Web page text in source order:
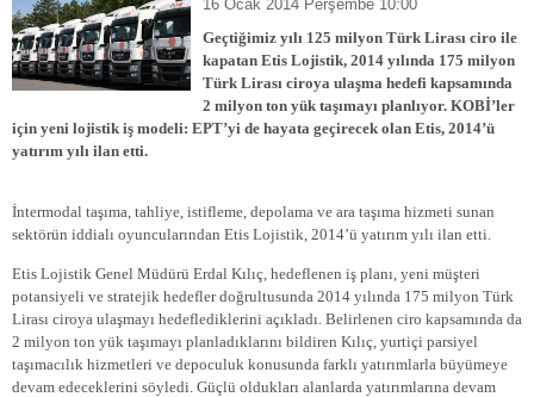
16 Ocak 2014 Perşembe 10:00
Geçtiğimiz yılı 125 milyon Türk Lirası ciro ile
kapatan Etis Lojistik, 2014 yılında 175 milyon
Türk Lirası ciroya ulaşma hedefi kapsamında
2 milyon ton yük taşımayı planlıyor. KOBİ’ler
için yeni lojistik iş modeli: EPT’yi de hayata geçirecek olan Etis, 2014’ü
yatırım yılı ilan etti.
İntermodal taşıma, tahliye, istifleme, depolama ve ara taşıma hizmeti sunan
sektörün iddialı oyuncularından Etis Lojistik, 2014’ü yatırım yılı ilan etti.
Etis Lojistik Genel Müdürü Erdal Kılıç, hedeflenen iş planı, yeni müşteri
potansiyeli ve stratejik hedefler doğrultusunda 2014 yılında 175 milyon Türk
Lirası ciroya ulaşmayı hedeflediklerini açıkladı. Belirlenen ciro kapsamında da
2 milyon ton yük taşımayı planladıklarını bildiren Kılıç, yurtiçi parsiyel
taşımacılık hizmetleri ve depoculuk konusunda farklı yatırımlarla büyümeye
devam edeceklerini söyledi. Güçlü oldukları alanlarda yatırımlarına devam